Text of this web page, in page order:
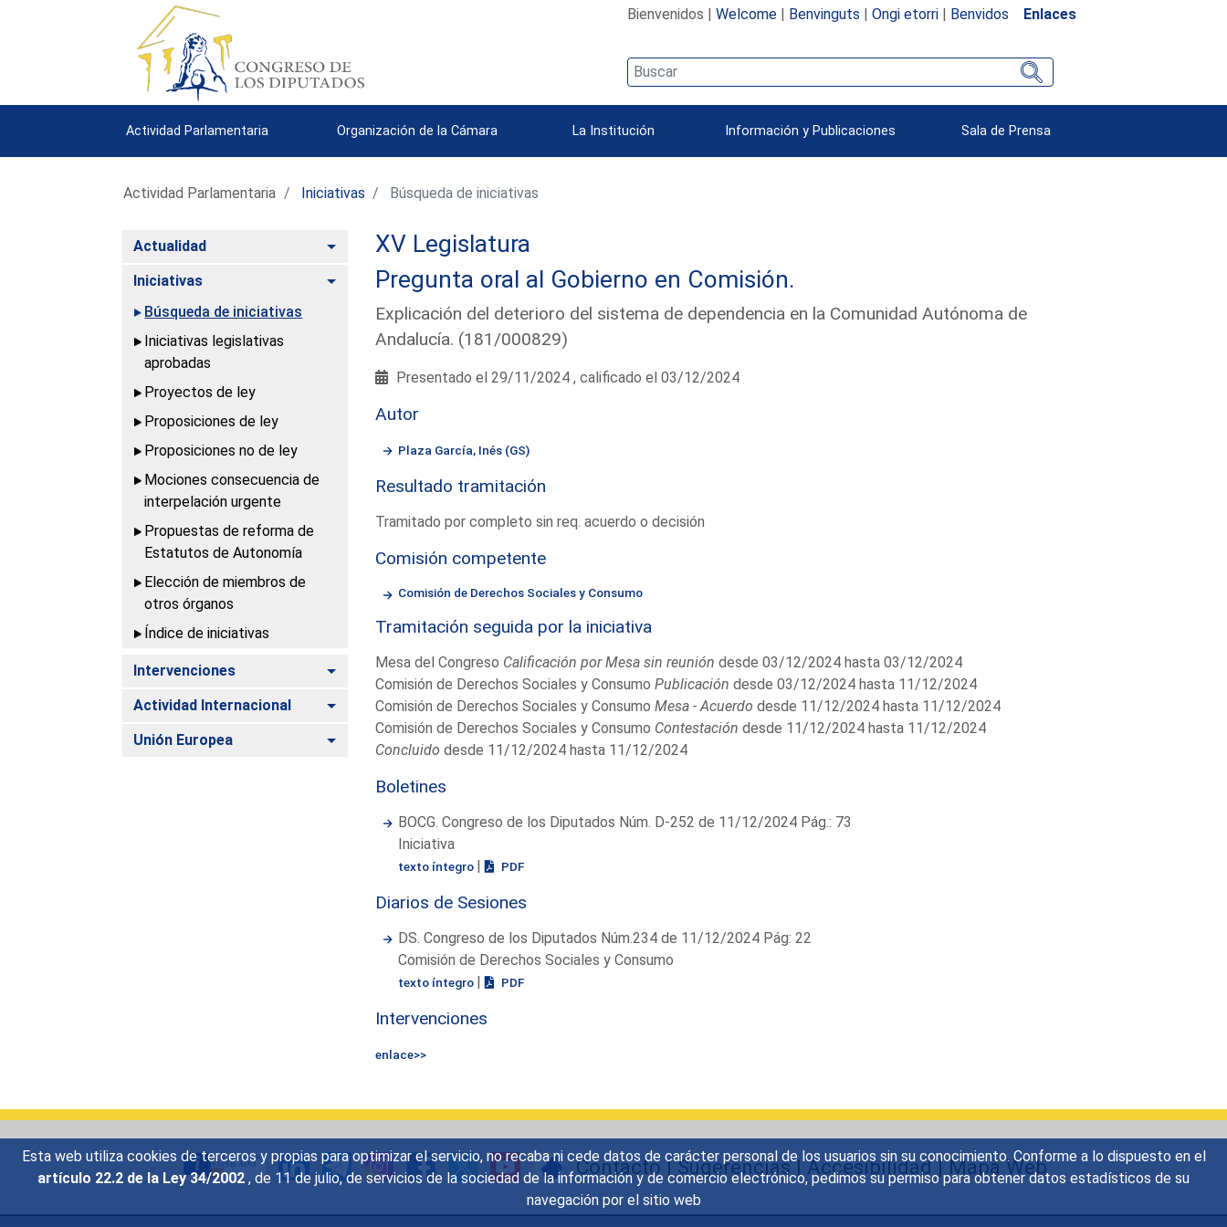
Esta web utiliza cookies de terceros y propias para optimizar el servicio, no recaba ni cede datos de carácter personal de los usuarios sin su conocimiento. Conforme a lo dispuesto en el
artículo 22.2 de la Ley 34/2002 , de 11 de julio, de servicios de la sociedad de la información y de comercio electrónico, pedimos su permiso para obtener datos estadísticos de su
navegación por el sitio web
Bienvenidos | Welcome| Benvinguts | Ongi etorri| Benvidos Enlaces
Actividad Parlamentaria Organización de la Cámara La Institución Información y Publicaciones Sala de Prensa
Actividad Parlamentaria Iniciativas Búsqueda de iniciativas
Actualidad Alternar
Iniciativas
Alternar
Búsqueda de iniciativas
Iniciativas legislativas
aprobadas
Proyectos de ley
Proposiciones de ley
Proposiciones no de ley
Mociones consecuencia de
interpelación urgente
Propuestas de reforma de
Estatutos de Autonomía
Elección de miembros de
otros órganos
Índice de iniciativas
Intervenciones Alternar
Actividad Internacional Alternar
Unión Europea Alternar
XV Legislatura
Pregunta oral al Gobierno en Comisión.
Explicación del deterioro del sistema de dependencia en la Comunidad Autónoma de
Andalucía. (181/000829)
Presentado el 29/11/2024 , calificado el 03/12/2024
Autor
Plaza García, Inés (GS)
Resultado tramitación
Tramitado por completo sin req. acuerdo o decisión
Comisión competente
Comisión de Derechos Sociales y Consumo
Tramitación seguida por la iniciativa
Mesa del Congreso Calificación por Mesa sin reunión desde 03/12/2024 hasta 03/12/2024
Comisión de Derechos Sociales y Consumo Publicación desde 03/12/2024 hasta 11/12/2024
Comisión de Derechos Sociales y Consumo Mesa - Acuerdo desde 11/12/2024 hasta 11/12/2024
Comisión de Derechos Sociales y Consumo Contestación desde 11/12/2024 hasta 11/12/2024
Concluido desde 11/12/2024 hasta 11/12/2024
Boletines
BOCG. Congreso de los Diputados Núm. D-252 de 11/12/2024 Pág.: 73
Iniciativa
texto íntegro | PDF
Diarios de Sesiones
DS. Congreso de los Diputados Núm.234 de 11/12/2024 Pág: 22
Comisión de Derechos Sociales y Consumo
texto íntegro | PDF
Intervenciones
enlace>>
Contacto|Sugerencias|Accesibilidad|Mapa Web